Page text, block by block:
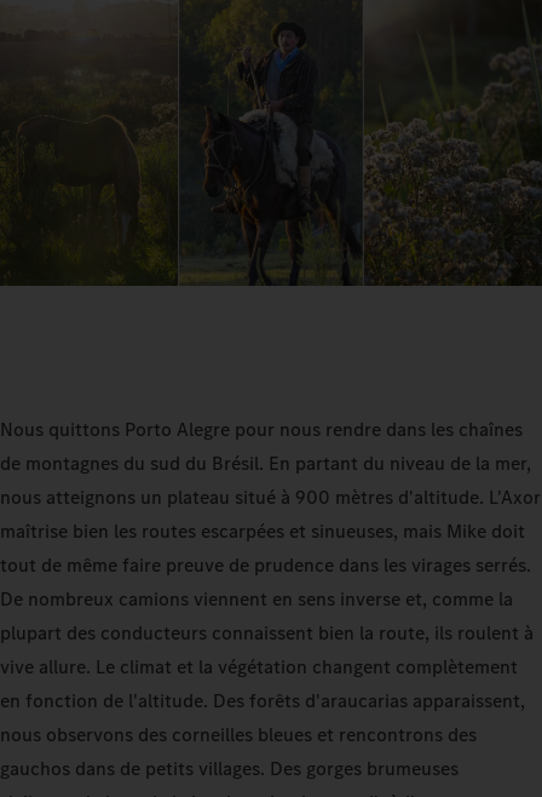
Nous quittons Porto Alegre pour nous rendre dans les chaînes
de montagnes du sud du Brésil. En partant du niveau de la mer,
nous atteignons un plateau situé à 900 mètres d'altitude. L'Axor
maîtrise bien les routes escarpées et sinueuses, mais Mike doit
tout de même faire preuve de prudence dans les virages serrés.
De nombreux camions viennent en sens inverse et, comme la
plupart des conducteurs connaissent bien la route, ils roulent à
vive allure. Le climat et la végétation changent complètement
en fonction de l'altitude. Des forêts d'araucarias apparaissent,
nous observons des corneilles bleues et rencontrons des
gauchos dans de petits villages. Des gorges brumeuses